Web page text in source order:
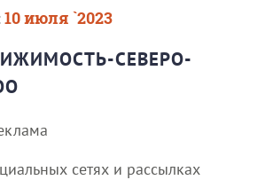
10 июля `2023
СЕВЕРО-
сетях и рассылках